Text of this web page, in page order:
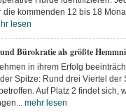
kommenden 12 bis 18
lesen
Bürokratie als größte
in ihrem Erfolg
Spitze: Rund drei Viertel der
Auf Platz 2 findet sich,
mehr lesen